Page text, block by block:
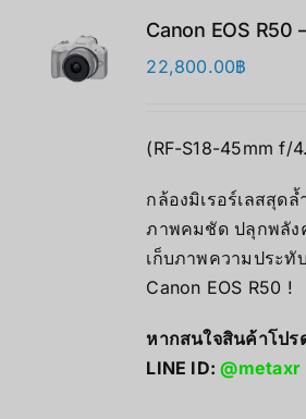
Canon EOS R50
22,800.00฿
(RF-S18-45mm f/
กล้องมิเรอร์เลสสุด
ภาพคมชัด ปลุกพลัง
เก็บภาพความประทั
Canon EOS R50 !
หากสนใจสินค้าโป
LINE ID:@metaxr